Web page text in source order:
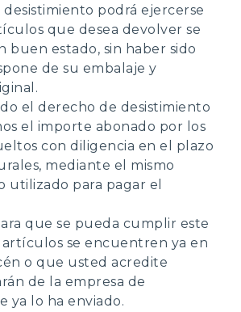
podrá ejercerse
que desea devolver se
buen estado, sin haber sido
de su embalaje y
el derecho de desistimiento
el importe abonado por los
con diligencia en el plazo
mediante el mismo
utilizado para pagar el
que se pueda cumplir este
artículos se encuentren ya en
o que usted acredite
de la empresa de
ya lo ha enviado.